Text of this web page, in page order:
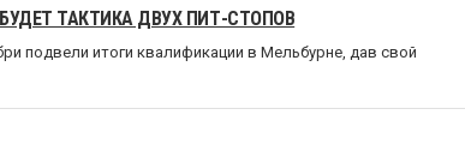
ТАКТИКА ДВУХ ПИТ-СТОПОВ
подвели итоги квалификации в Мельбурне, дав свой